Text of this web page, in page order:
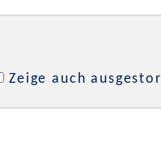
Zeige auch